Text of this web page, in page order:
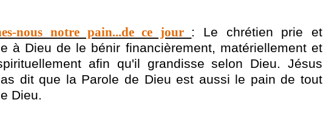
nous notre pain...de ce jour : Le chrétien prie et
à Dieu de le bénir financièrement, matériellement et
afin qu'il grandisse selon Dieu. Jésus
dit que la Parole de Dieu est aussi le pain de tout
Dieu.